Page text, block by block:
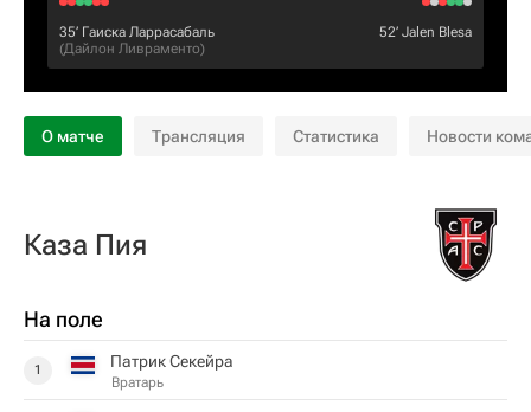
35‎’‎ Гаиска Ларрасабаль
(Дайлон Ливраменто)
52‎’‎ Jalen Blesa
О матче Трансляция Статистика Новости
Каза Пия
На поле
1 Патрик Секейра
Вратарь